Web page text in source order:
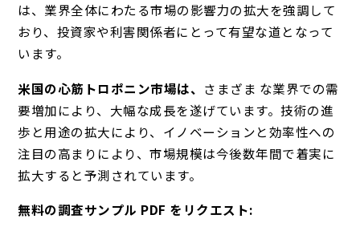
は、業界全体にわたる市場の影響力の拡大を強調して
おり、投資家や利害関係者にとって有望な道となって
います。
米国の心筋トロポニン市場は、 さまざま な業界での需
要増加により、大幅な成長を遂げています。技術の進
歩と用途の拡大により、イノベーションと効率性への
注目の高まりにより、市場規模は今後数年間で着実に
拡大すると予測されています。
無料の調査サンプル PDF をリクエスト: